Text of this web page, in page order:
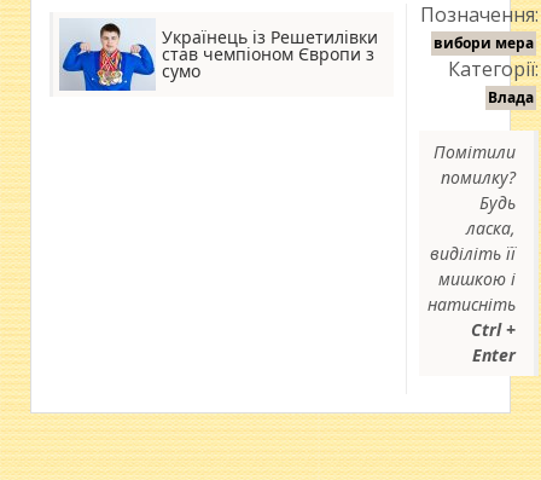
Українець із Решетилівки
став чемпіоном Європи з
сумо
Позначення:
вибори мера
Категорії:
Влада
Помітили
помилку?
Будь
ласка,
виділіть її
мишкою і
натисніть
Ctrl +
Enter